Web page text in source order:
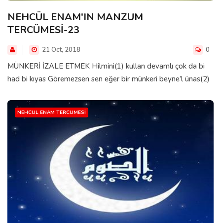
NEHCÜL ENAM'IN MANZUM
TERCÜMESİ-23
21 Oct, 2018 0
MÜNKERİ İZALE ETMEK Hilmini(1) kullan devamlı çok da bi
had bi kıyas Göremezsen sen eğer bir münkeri beyne’l ünas(2)
NEHCUL ENAM TERCUMESI